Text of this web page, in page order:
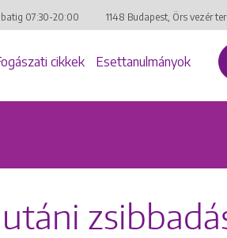
07:30-20:00 1148 Budapest, Örs vezér
cikkek Esettanulmányok